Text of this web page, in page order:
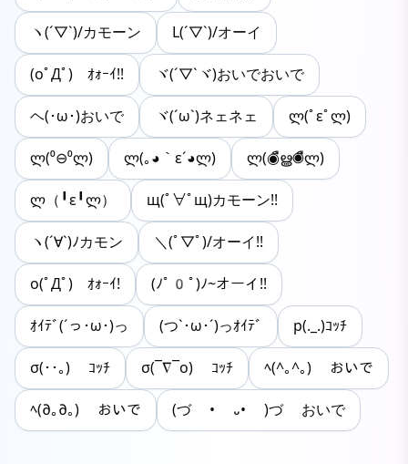
ヽ(´▽`)/カモーン L(´▽`)/オーイ
(oﾟДﾟ)ゝｵｫｰｲ!! ヾ(´▽`ヾ)おいでおいで
ヘ(･ω･)おいで ヾ(´ω`)ネェネェ ლ(ﾟεﾟლ)
ლ(⁰⊖⁰ლ) ლ(｡◕｀ε´◕​ლ) ლ(◉ืൠ◉ืლ)
ლ（╹ε╹ლ） щ(ﾟ∀ﾟщ)カモーン!!
ヽ(´∀`)ﾉカモン ＼(ﾟ▽ﾟ)/オーイ!!
o(ﾟДﾟ)ゝｵｫｰｲ! (ﾉﾟ0ﾟ)ﾉ~オーイ!!
ｵｲﾃﾞ(´っ･ω･)っ (つ`･ω･´)っｵｲﾃﾞ p(._.)ｺｯﾁ
σ(･･｡) ｺｯﾁ σ(¯∇¯o) ｺｯﾁ ﾍ(^｡^｡) おいで
ﾍ(∂｡∂｡) おいで (づ • ᎑• )づ おいで